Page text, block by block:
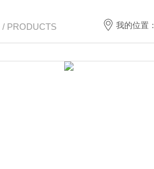
/ PRODUCTS 我的位置：